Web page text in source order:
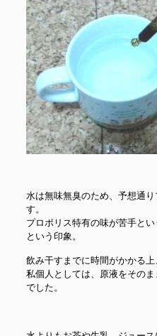
水は無味無臭のため、予想通
す。
プロポリス特有の味が苦手と
という印象。
飲み干すまでに時間がかかる上
私個人としては、原液をその
でした。